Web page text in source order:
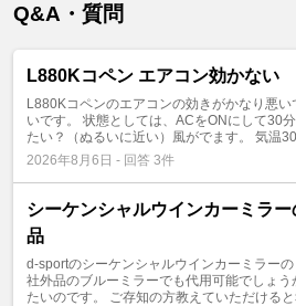
Q&A・質問
L880Kコペン エアコン効かない
L880Kコペンのエアコンの効きがかなり悪
いです。 状態としては、ACをONにして30
たい？（ぬるいに近い）風がでます。 気温
2026年8月6日 - 回答 3件
シーケンシャルウインカーミラー
品
d-sportのシーケンシャルウインカーミラー
社外品のブルーミラーでも代用可能でしょう
たいのです。 ご存知の方教えていただけると